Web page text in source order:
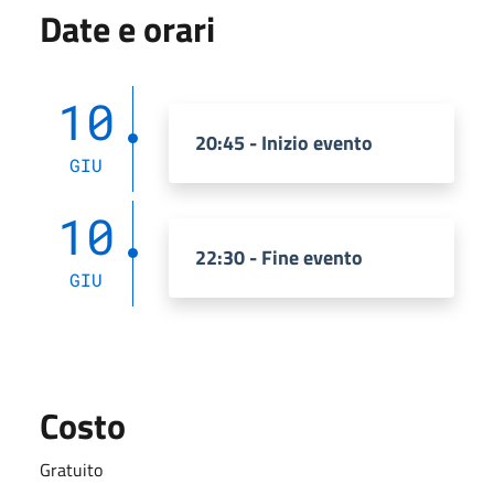
Date e orari
10
GIU
20:45 - Inizio evento
10
GIU
22:30 - Fine evento
Costo
Gratuito